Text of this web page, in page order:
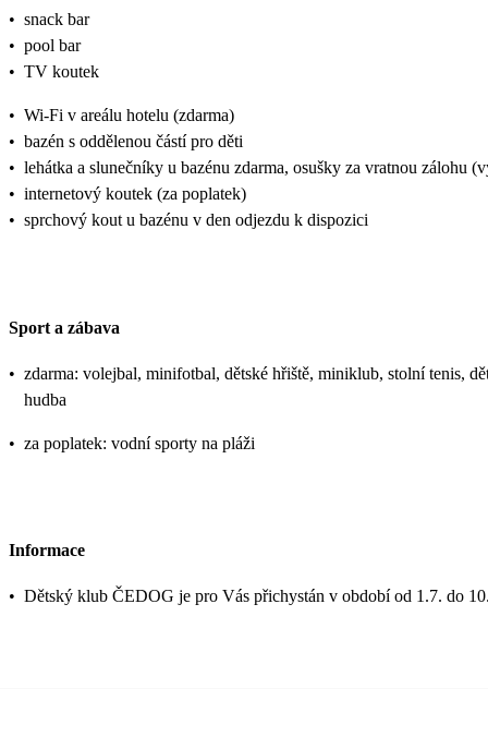
• snack bar
• pool bar
• TV koutek
• Wi-Fi v areálu hotelu (zdarma)
• bazén s oddělenou částí pro děti
• lehátka a slunečníky u bazénu zdarma, osušky za vratnou zálohu
• internetový koutek (za poplatek)
• sprchový kout u bazénu v den odjezdu k dispozici
Sport a zábava
• zdarma: volejbal, minifotbal, dětské hřiště, miniklub, stolní tenis,
hudba
• za poplatek: vodní sporty na pláži
Informace
• Dětský klub ČEDOG je pro Vás přichystán v období od 1.7. do